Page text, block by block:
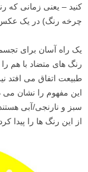
کنید – یعنی زمانی که
چرخه رنگ) در یک عکس
یک راه آسان برای
رنگ های متضاد با هم
طبیعت اتفاق می افتد
این مفهوم را نشان می
سبز و نارنجی/آبی
از این رنگ ها را پیدا